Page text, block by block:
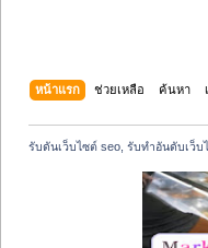
หน้าแรก ช่วยเหลือ ค้นหา
รับดันเว็บไซต์ seo, รับทำอันดับเว็